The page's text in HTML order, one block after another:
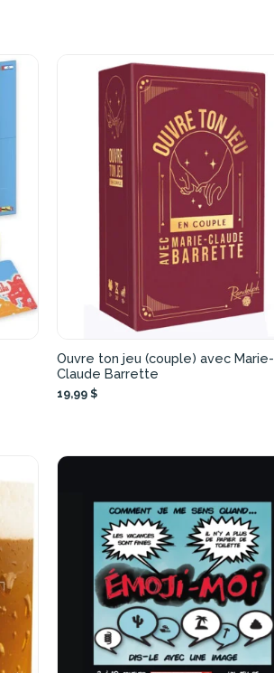
Ouvre ton jeu (couple) avec Marie-
Claude Barrette
19,99 $